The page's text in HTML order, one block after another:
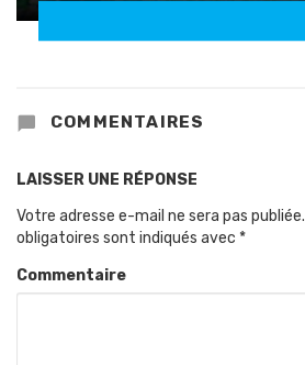
COMMENTAIRES
LAISSER UNE RÉPONSE
Votre adresse e-mail ne sera pas publiée.
obligatoires sont indiqués avec *
Commentaire